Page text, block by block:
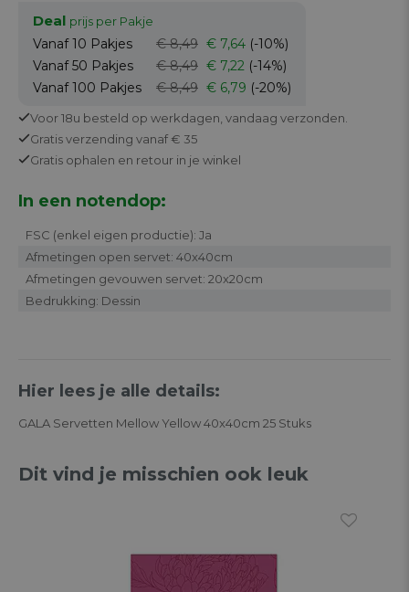
Deal prijs per Pakje
Vanaf 10 Pakjes € 8,49 € 7,64 (-10%)
Vanaf 50 Pakjes € 8,49 € 7,22 (-14%)
Vanaf 100 Pakjes € 8,49 € 6,79 (-20%)
Voor 18u besteld op werkdagen, vandaag verzonden.
Gratisverzending vanaf € 35
Gratis ophalen en retour in je winkel
In een notendop:
FSC (enkel eigen productie): Ja
Afmetingen open servet: 40x40cm
Afmetingen gevouwen servet: 20x20cm
Bedrukking: Dessin
Hier lees je alle details:
GALA Servetten Mellow Yellow 40x40cm 25 Stuks
Dit vind je misschien ook leuk